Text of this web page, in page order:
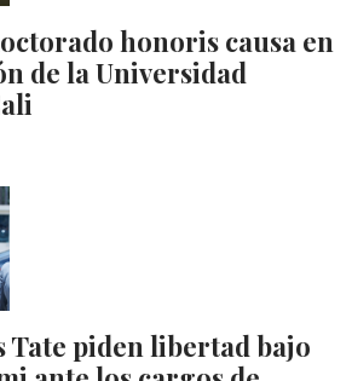
honoris causa en
de la Universidad
Tate piden libertad bajo